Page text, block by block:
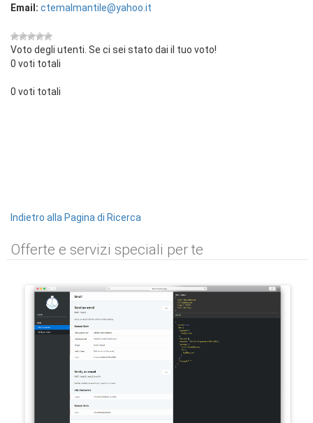
Email: ctemalmantile@yahoo.it
Voto degli utenti. Se ci sei stato dai il tuo voto!
0 voti totali
0 voti totali
Indietro alla Pagina di Ricerca
Offerte e servizi speciali per te